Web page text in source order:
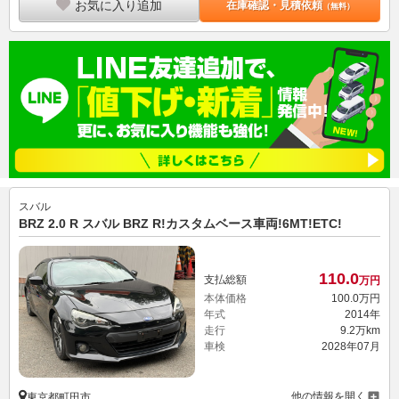
お気に入り追加 在庫確認・見積依頼（無料）
スバル
BRZ 2.0 R スバル BRZ R!カスタムベース車両!6MT!ETC!
支払総額 110.0万円
本体価格
100. 0万円
年式
2014年
走行
9.2万km
車検
2028年07月